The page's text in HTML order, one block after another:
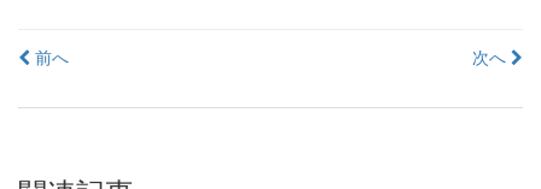
投
ビ
次へ
前へ